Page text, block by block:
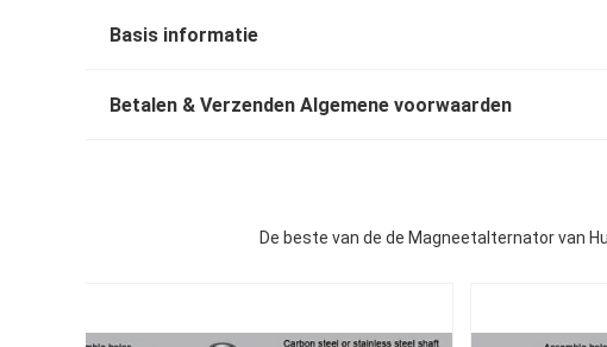
Basis informatie
Betalen & Verzenden Algemene voorwaarden
De beste van de de Magneetalternator van